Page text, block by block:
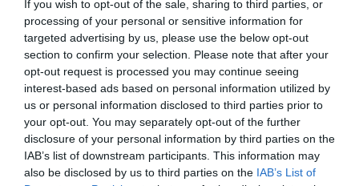
If you wish to opt-out of the sale, sharing to third parties, or
processing of your personal or sensitive information for
targeted advertising by us, please use the below opt-out
section to confirm your selection. Please note that after your
opt-out request is processed you may continue seeing
interest-based ads based on personal information utilized by
us or personal information disclosed to third parties prior to
your opt-out. You may separately opt-out of the further
disclosure of your personal information by third parties on the
IAB’s list of downstream participants. This information may
also be disclosed by us to third parties on the IAB’s List of
Elektrický servopohon